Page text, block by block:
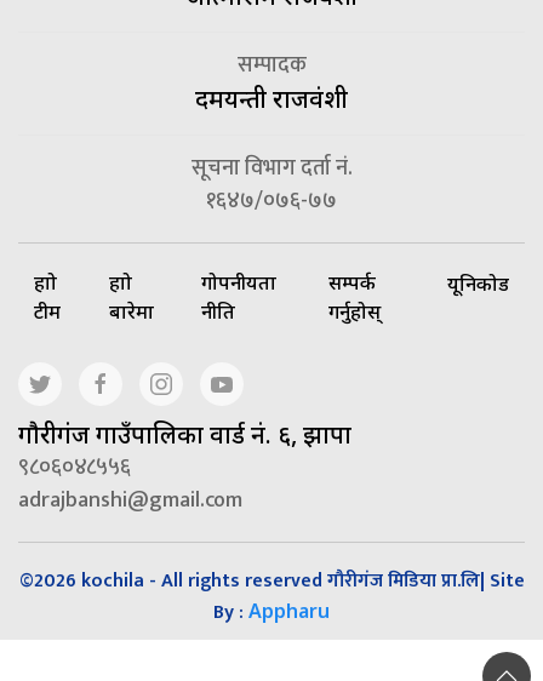
सम्पादक
दमयन्ती राजवंशी
सूचना विभाग दर्ता नं.
१६४७/०७६-७७
हाम्रो
टीम
हाम्रो
बारेमा
गोपनीयता
नीति
सम्पर्क
गर्नुहोस्
यूनिकोड
गाैरीगंज गाउँपालिका वार्ड नं. ६, झापा
९८०६०४८५५६
adrajbanshi@gmail.com
©2026 kochila - All rights reserved गौरीगंज मिडिया प्रा.लि| Site
By : Appharu